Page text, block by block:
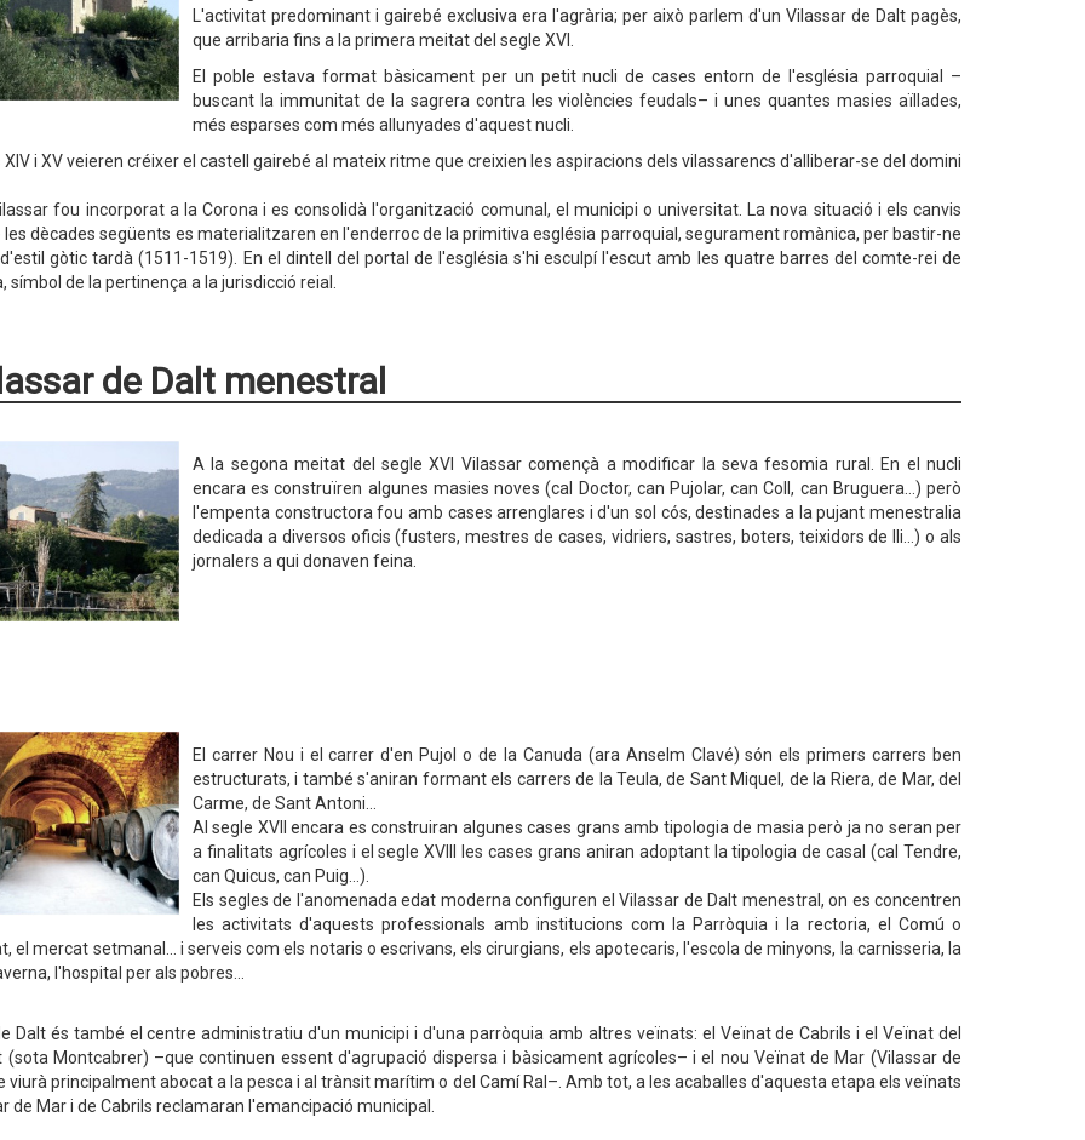
L'activitat predominant i gairebé exclusiva era l'agrària; per això parlem d'un Vilassar de Dalt pagès,
que arribaria fins a la primera meitat del segle XVI.
El poble estava format bàsicament per un petit nucli de cases entorn de l'església parroquial –
buscant la immunitat de la sagrera contra les violències feudals– i unes quantes masies aïllades,
més esparses com més allunyades d'aquest nucli.
XIV i XV veieren créixer el castell gairebé al mateix ritme que creixien les aspiracions dels vilassarencs d'alliberar-se del domini
fou incorporat a la Corona i es consolidà l'organització comunal, el municipi o universitat. La nova situació i els canvis
les dècades següents es materialitzaren en l'enderroc de la primitiva església parroquial, segurament romànica, per bastir-ne
gòtic tardà (1511-1519). En el dintell del portal de l'església s'hi esculpí l'escut amb les quatre barres del comte-rei de
símbol de la pertinença a la jurisdicció reial.
de Dalt menestral
A la segona meitat del segle XVI Vilassar començà a modificar la seva fesomia rural. En el nucli
encara es construïren algunes masies noves (cal Doctor, can Pujolar, can Coll, can Bruguera…) però
l'empenta constructora fou amb cases arrenglares i d'un sol cós, destinades a la pujant menestralia
dedicada a diversos oficis (fusters, mestres de cases, vidriers, sastres, boters, teixidors de lli…) o als
jornalers a qui donaven feina.
El carrer Nou i el carrer d'en Pujol o de la Canuda (ara Anselm Clavé) són els primers carrers ben
estructurats, i també s'aniran formant els carrers de la Teula, de Sant Miquel, de la Riera, de Mar, del
Carme, de Sant Antoni…
Al segle XVII encara es construiran algunes cases grans amb tipologia de masia però ja no seran per
a finalitats agrícoles i el segle XVIII les cases grans aniran adoptant la tipologia de casal (cal Tendre,
can Quicus, can Puig…).
Els segles de l'anomenada edat moderna configuren el Vilassar de Dalt menestral, on es concentren
les activitats d'aquests professionals amb institucions com la Parròquia i la rectoria, el Comú o
el mercat setmanal… i serveis com els notaris o escrivans, els cirurgians, els apotecaris, l'escola de minyons, la carnisseria, la
l'hospital per als pobres…
Dalt és també el centre administratiu d'un municipi i d'una parròquia amb altres veïnats: el Veïnat de Cabrils i el Veïnat del
(sota Montcabrer) –que continuen essent d'agrupació dispersa i bàsicament agrícoles– i el nou Veïnat de Mar (Vilassar de
viurà principalment abocat a la pesca i al trànsit marítim o del Camí Ral–. Amb tot, a les acaballes d'aquesta etapa els veïnats
de Mar i de Cabrils reclamaran l'emancipació municipal.